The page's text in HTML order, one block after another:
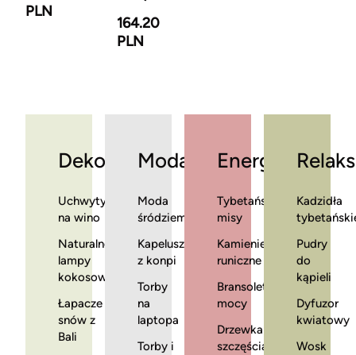
PLN
164.20
PLN
Dekoracje
Uchwyty
na wino
Naturalne
lampy
kokosowe
Łapacze
snów z
Bali
Moda
Moda
śródziemnomorska
Kapelusze
z konpi
Torby
na
laptopa
Torby i
Energia
Tybetańskie
misy
Kamienie
runiczne
Bransoletki
mocy
Drzewka
szczęścia
Relaks
Kadzidła
Pudry
do
kąpieli
Dyfuzor
kwiatowy
Wosk